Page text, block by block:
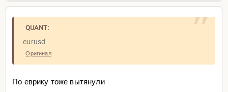
QUANT:
eurusd
Оригинал
По еврику тоже вытянули